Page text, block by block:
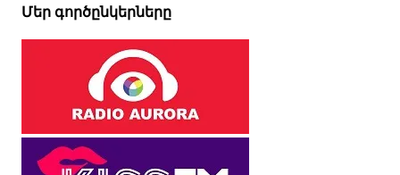
Մեր գործընկերները